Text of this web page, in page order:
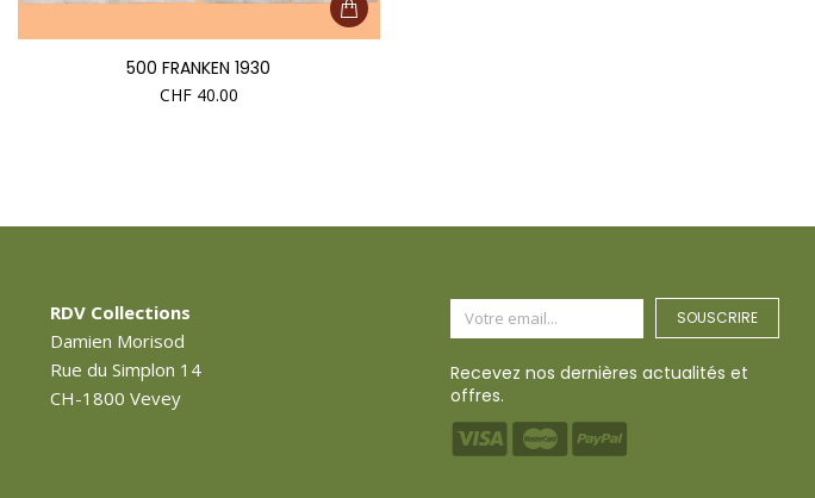
500 FRANKEN 1930
CHF40.00
RDV Collections
Damien Morisod
Rue du Simplon 14
CH-1800 Vevey
SOUSCRIRE
Recevez nos dernières actualités et
offres.